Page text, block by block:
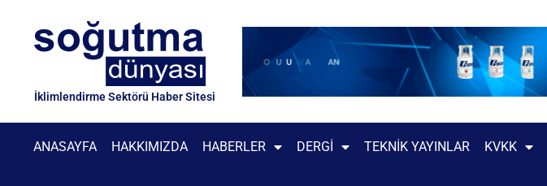
İklimlendirme Sektörü Haber Sitesi
ANASAYFA HAKKIMIZDA HABERLER DERGI TEKNIK YAYINLAR KVKK